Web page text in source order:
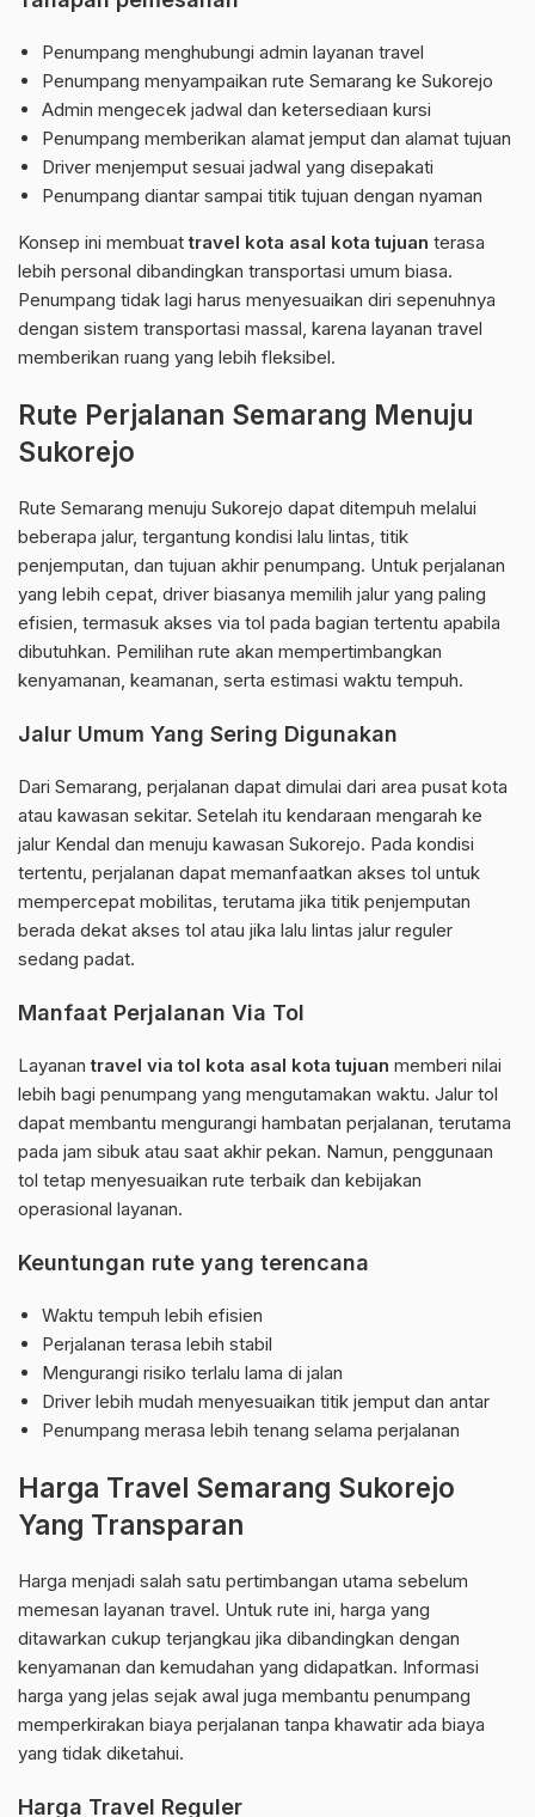
Penumpang menghubungi admin layanan travel
Penumpang menyampaikan rute Semarang ke Sukorejo
Admin mengecek jadwal dan ketersediaan kursi
Penumpang memberikan alamat jemput dan alamat tujuan
Driver menjemput sesuai jadwal yang disepakati
Penumpang diantar sampai titik tujuan dengan nyaman
Konsep ini membuattravel kota asal kota tujuan terasa
lebih personal dibandingkan transportasi umum biasa.
Penumpang tidak lagi harus menyesuaikan diri sepenuhnya
dengan sistem transportasi massal, karena layanan travel
memberikan ruang yang lebih fleksibel.
Rute Perjalanan Semarang Menuju
Sukorejo
Rute Semarang menuju Sukorejo dapat ditempuh melalui
beberapa jalur, tergantung kondisi lalu lintas, titik
penjemputan, dan tujuan akhir penumpang. Untuk perjalanan
yang lebih cepat, driver biasanya memilih jalur yang paling
efisien, termasuk akses via tol pada bagian tertentu apabila
dibutuhkan. Pemilihan rute akan mempertimbangkan
kenyamanan, keamanan, serta estimasi waktu tempuh.
Jalur Umum Yang Sering Digunakan
Dari Semarang, perjalanan dapat dimulai dari area pusat kota
atau kawasan sekitar. Setelah itu kendaraan mengarah ke
jalur Kendal dan menuju kawasan Sukorejo. Pada kondisi
tertentu, perjalanan dapat memanfaatkan akses tol untuk
mempercepat mobilitas, terutama jika titik penjemputan
berada dekat akses tol atau jika lalu lintas jalur reguler
sedang padat.
Manfaat Perjalanan Via Tol
Layanantravel via tol kota asal kota tujuan memberi nilai
lebih bagi penumpang yang mengutamakan waktu. Jalur tol
dapat membantu mengurangi hambatan perjalanan, terutama
pada jam sibuk atau saat akhir pekan. Namun, penggunaan
tol tetap menyesuaikan rute terbaik dan kebijakan
operasional layanan.
Keuntungan rute yang terencana
Waktu tempuh lebih efisien
Perjalanan terasa lebih stabil
Mengurangi risiko terlalu lama di jalan
Driver lebih mudah menyesuaikan titik jemput dan antar
Penumpang merasa lebih tenang selama perjalanan
Harga Travel Semarang Sukorejo
Yang Transparan
Harga menjadi salah satu pertimbangan utama sebelum
memesan layanan travel. Untuk rute ini, harga yang
ditawarkan cukup terjangkau jika dibandingkan dengan
kenyamanan dan kemudahan yang didapatkan. Informasi
harga yang jelas sejak awal juga membantu penumpang
memperkirakan biaya perjalanan tanpa khawatir ada biaya
yang tidak diketahui.
Harga Travel Reguler